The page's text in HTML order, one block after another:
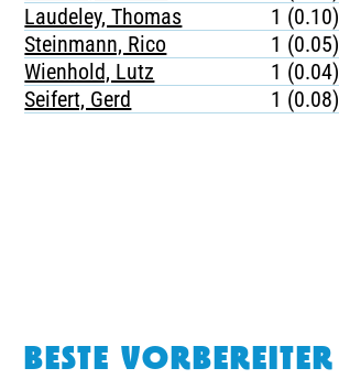
Laudeley, Thomas
1 (0.10)
Steinmann, Rico
1 (0.05)
Wienhold, Lutz
1 (0.04)
Seifert, Gerd
1 (0.08)
BESTE VORBEREITER